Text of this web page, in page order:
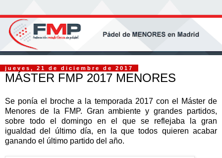
jueves, 21 de diciembre de 2017
MÁSTER FMP 2017 MENORES
Se ponía el broche a la temporada 2017 con el Máster de
Menores de la FMP. Gran ambiente y grandes partidos,
sobre todo el domingo en el que se reflejaba la gran
igualdad del último día, en la que todos quieren acabar
ganando el último partido del año.